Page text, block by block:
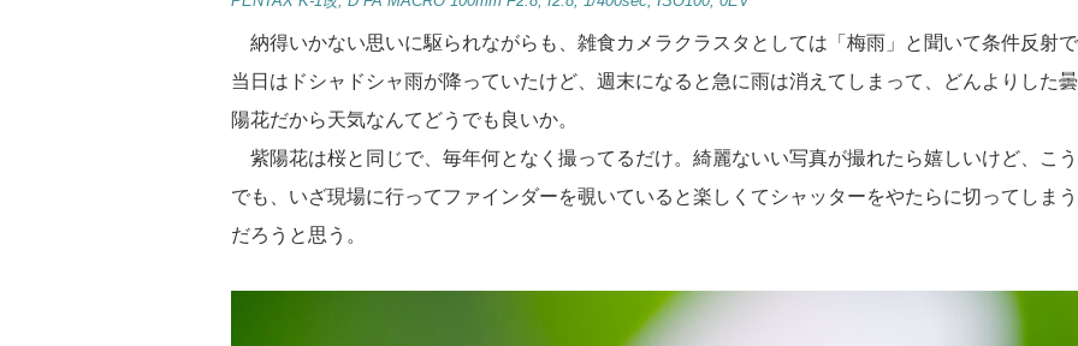
納得いかない思いに駆られながらも、雑食カメラクラスタとしては「梅雨」と聞いて条件反射
当日はドシャドシャ雨が降っていたけど、週末になると急に雨は消えてしまって、どんよりした
陽花だから天気なんてどうでも良いか。
紫陽花は桜と同じで、毎年何となく撮ってるだけ。綺麗ないい写真が撮れたら嬉しいけど、こ
でも、いざ現場に行ってファインダーを覗いていると楽しくてシャッターをやたらに切ってしま
だろうと思う。